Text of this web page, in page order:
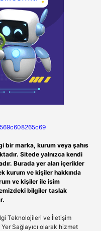
bir marka, kurum veya şahıs
Sitede yalnızca kendi
Burada yer alan içerikler
kurum ve kişiler hakkında
ve kişiler ile isim
bilgiler taslak
Teknolojileri ve İletişim
Sağlayıcı olarak hizmet